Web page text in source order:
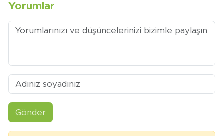
Yorumlar
Gönder